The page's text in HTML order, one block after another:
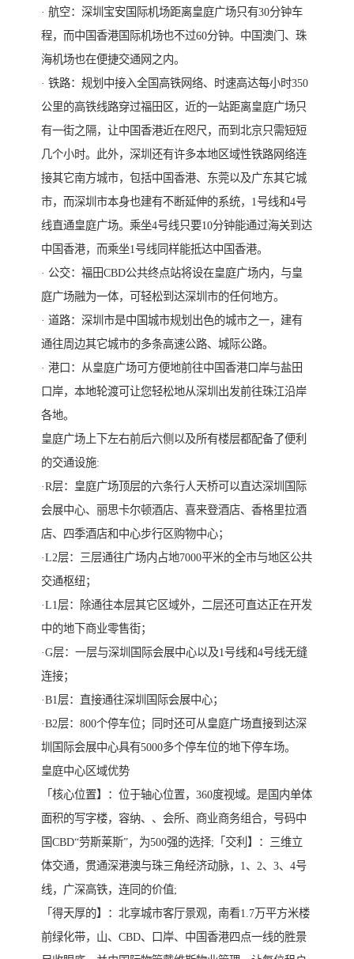
· 航空：深圳宝安国际机场距离皇庭广场只有30分钟车
程，而中国香港国际机场也不过60分钟。中国澳门、珠
海机场也在便捷交通网之内。
· 铁路：规划中接入全国高铁网络、时速高达每小时350
公里的高铁线路穿过福田区，近的一站距离皇庭广场只
有一街之隔，让中国香港近在咫尺，而到北京只需短短
几个小时。此外，深圳还有许多本地区域性铁路网络连
接其它南方城市，包括中国香港、东莞以及广东其它城
市，而深圳市本身也建有不断延伸的系统，1号线和4号
线直通皇庭广场。乘坐4号线只要10分钟能通过海关到达
中国香港，而乘坐1号线同样能抵达中国香港。
· 公交：福田CBD公共终点站将设在皇庭广场内，与皇
庭广场融为一体，可轻松到达深圳市的任何地方。
· 道路：深圳市是中国城市规划出色的城市之一，建有
通往周边其它城市的多条高速公路、城际公路。
· 港口：从皇庭广场可方便地前往中国香港口岸与盐田
口岸，本地轮渡可让您轻松地从深圳出发前往珠江沿岸
各地。
皇庭广场上下左右前后六侧以及所有楼层都配备了便利
的交通设施:
·R层：皇庭广场顶层的六条行人天桥可以直达深圳国际
会展中心、丽思卡尔顿酒店、喜来登酒店、香格里拉酒
店、四季酒店和中心步行区购物中心；
·L2层：三层通往广场内占地7000平米的全市与地区公共
交通枢纽；
·L1层：除通往本层其它区域外，二层还可直达正在开发
中的地下商业零售街；
·G层：一层与深圳国际会展中心以及1号线和4号线无缝
连接；
·B1层：直接通往深圳国际会展中心；
·B2层：800个停车位；同时还可从皇庭广场直接到达深
圳国际会展中心具有5000多个停车位的地下停车场。
皇庭中心区域优势
「核心位置】：位于轴心位置，360度视域。是国内单体
面积的写字楼，容纳、、会所、商业商务组合，号码中
国CBD“劳斯莱斯”，为500强的选择;「交利】：三维立
体交通，贯通深港澳与珠三角经济动脉，1、2、3、4号
线，广深高铁，连同的价值;
「得天厚的】：北享城市客厅景观，南看1.7万平方米楼
前绿化带，山、CBD、口岸、中国香港四点一线的胜景